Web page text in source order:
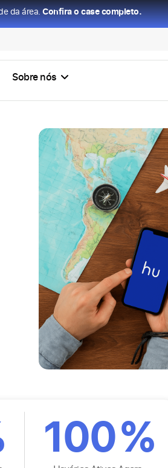
da área.Confira o case completo.
Sobre nós
100%